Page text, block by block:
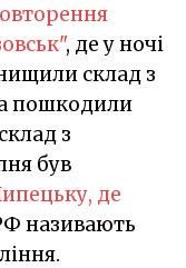
, де у ночі
склад з
пошкодили
з
був
де
називають